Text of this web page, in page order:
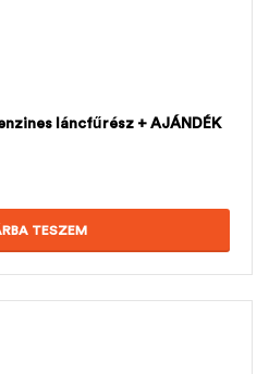
láncfűrész + AJÁNDÉK
TESZEM